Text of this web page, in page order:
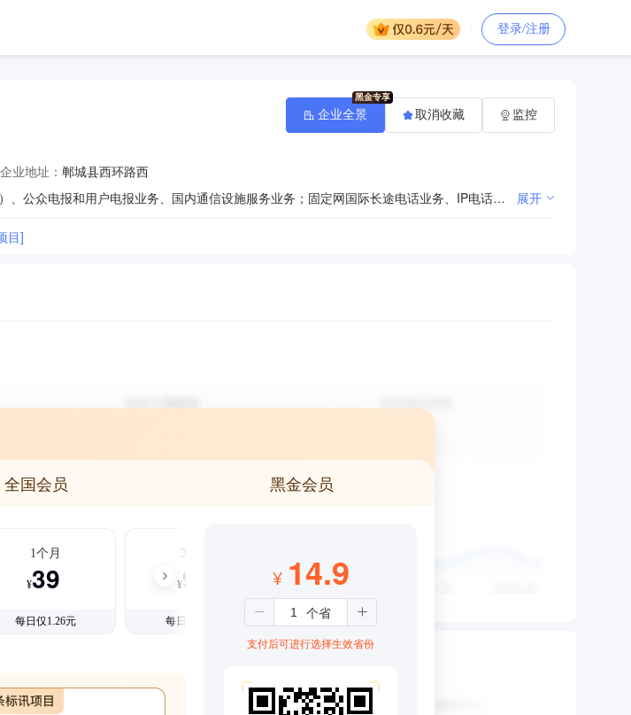
登录/注册
企业地址： 郸城县西环路西
在全国范围内经营固定网本地电话业务（含本地无线环路业务）、公众电报和用户电报业务、国内通信设施服务业务；固定网国际长途电话业务、IP电话业务（限Phone-Phone的电话业务）、900/1800M Hz GSM 第二代数字蜂窝移动通信业务、WCDMA第三代数字蜂窝移动通信业务、LTE/第四代数字蜂窝移动通信业务（TD-LTE/LTE-FDD）、卫星国际专线业务、因特网数据传送业务、国际数据通信业务、26GHz无线接入业务；在郑州等范围内经营3.5GHz无线接入业务。在全国范围内经营国内甚小口径终端地球站（VSAT）通信业务、固定网国内数据传送业务、无线数据传送业务、用户驻地网业务、网络托管业务、在线数据处理与交易处理业务、国内因特网虚拟专用网业务、因特网数据中心业务、语音信箱业务、传真存储转发业务、X.400电子邮件业务、因特网接入服务业务和信息服务业务（含固定网电话信息服务业务、互联网信息服务业务和移动网信息服务业务）。经营与通信及信息业务相关的系统集成、设备生产销售、设计施工业务；技术开发、技术服务、技术咨询、技术培训；寻呼机、手机及其配件的销售、维修；电信卡的制作、销售；客户服务；房屋租赁；编辑、出版、发行电话号码薄；设计、制作、发布、代理国内外各类广告。（涉及许可证或国家专项规定的，须凭许可证经营或按专项规定办理相关手续） 展开
目]
企业全景 取消收藏 监控
全国会员 黑金会员
1个月
¥39
每日仅1.26元
3个月
¥99
每日仅1.08元
¥ 14.9
支付后可进行选择生效省份